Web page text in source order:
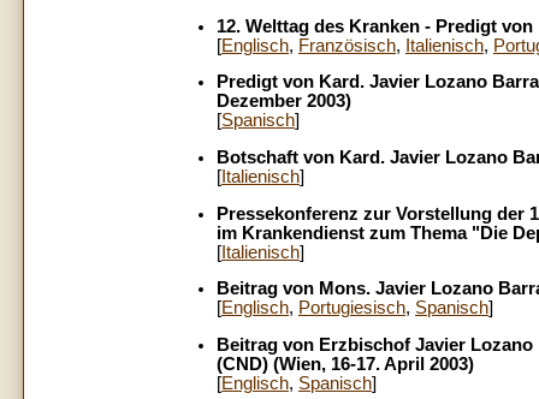
12. Welttag des Kranken - Predigt
[Englisch, Französisch, Italienisch,
Predigt von Kard. Javier Lozano
Dezember 2003)
[Spanisch]
Botschaft von Kard. Javier Lozano
[ Italienisch]
Pressekonferenz zur Vorstellung der
im Krankendienst zum Thema "Die
[Italienisch]
Beitrag von Mons. Javier Lozano
[Englisch, Portugiesisch, Spanisch]
Beitrag von Erzbischof Javier
(CND) (Wien, 16-17. April 2003)
[Englisch, Spanisch]